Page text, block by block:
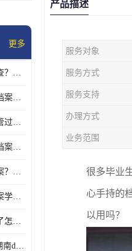
更多
长沙档案不见了要怎么查？档案查询 档案补办
为什么都不收我的自考档案？自考档案怎么存档？
以为档案没用就从来没管过，现在要用档案该怎么办？
档案存放有什么方法？档案在手里为什么不能用
档案丢失了怎么补办档案？湖南档案补办 档案补办方法
准备出国留学，高中档案学校发给我了怎么办？
单位调档，档案找不到了怎么办？
dangan丢失怎样补办？湖南dangan丢失补办流程介绍！
产品描述
服务对象
服务方式
服务支持
办理方式
业务范围
很多毕业
心手持的
以用吗？